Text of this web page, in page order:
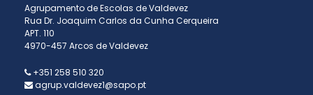
Agrupamento de Escolas de Valdevez
Rua Dr. Joaquim Carlos da Cunha Cerqueira
APT. 110
4970-457 Arcos de Valdevez
+351 258 510 320
agrup.valdevez1@sapo.pt